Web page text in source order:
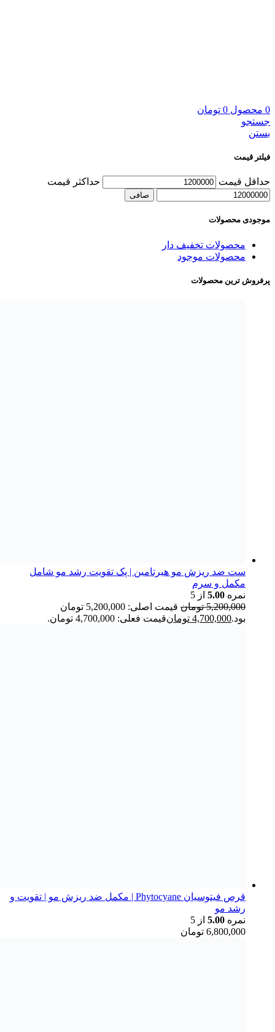
0 محصول 0 تومان
جستجو
بستن
فیلتر قیمت
حداقل قیمت حداكثر قيمت
صافی
موجودی محصولات
محصولات تخفیف دار
محصولات موجود
پرفروش ترین محصولات
ست ضد ریزش مو هیرتامین | پک تقویت رشد مو شامل
مکمل و سرم
نمره 5.00 از 5
5,200,000 تومان
قیمت اصلی: 5,200,000 تومان
بود.4,700,000 تومانقیمت فعلی: 4,700,000 تومان.
قرص فیتوسیان Phytocyane | مکمل ضد ریزش مو | تقویت و
رشد مو
نمره 5.00 از 5
6,800,000 تومان